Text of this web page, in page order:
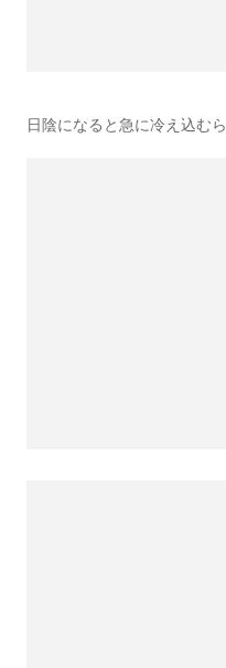
日陰になると急に冷え込む